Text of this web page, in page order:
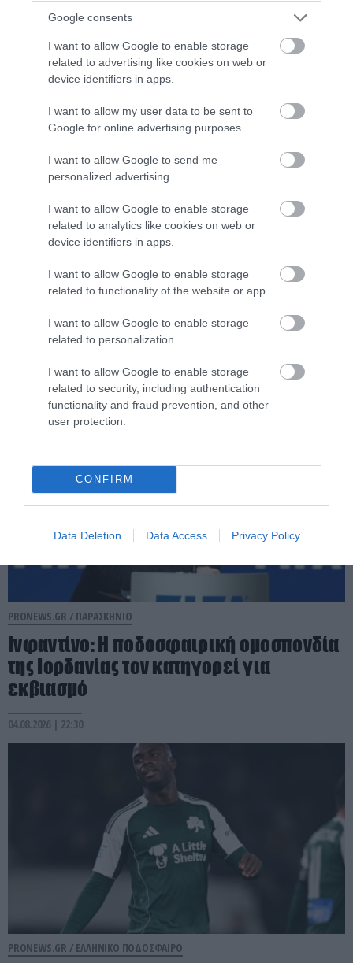
Google consents
I want to allow Google to enable storage
related to advertising like cookies on web or
device identifiers in apps.
I want to allow my user data to be sent to
Google for online advertising purposes.
I want to allow Google to send me
personalized advertising.
I want to allow Google to enable storage
related to analytics like cookies on web or
device identifiers in apps.
I want to allow Google to enable storage
related to functionality of the website or app.
I want to allow Google to enable storage
related to personalization.
I want to allow Google to enable storage
related to security, including authentication
functionality and fraud prevention, and other
user protection.
CONFIRM
Data Deletion Data Access Privacy Policy
Σ.Γιασικεβίτσιους από τις διακοπές τους
στην Ελλάδα
05.08.2026 | 06:41
Ολυμπιακός – Ναϊμέγκεν 0-0: Όλα θα
04.08.2026 | 23:00
PRONEWS.GR / ΠΑΡΑΣΚΗΝΙΟ
Ινφαντίνο: Η ποδοσφαιρική ομοσπονδία
της Ιορδανίας τον κατηγορεί για
εκβιασμό
04.08.2026 | 22:30
PRONEWS.GR / ΕΛΛΗΝΙΚΟ ΠΟΔΟΣΦΑΙΡΟ